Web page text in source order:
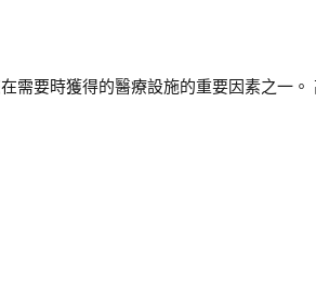
需要時獲得的醫療設施的重要因素之一。